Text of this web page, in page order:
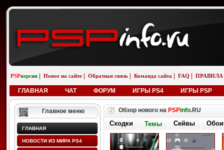
PSPверсия Новое на сайте Обратная связь Команда сайта FAQ ПРАВИЛА
ГЛАВНАЯ ЧАТ ФОРУМ ИГРЫ PS4 ИГРЫ PSP
Главное меню
ГЛАВНАЯ
НОВОСТИ ИЗ МИРА PS4
Обзор нового на PSPinfo.RU
Сходки Темы Сейвы Обои